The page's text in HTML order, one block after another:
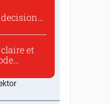
decision
et